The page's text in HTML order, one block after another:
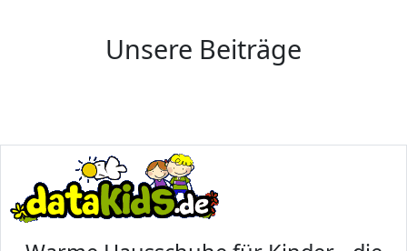
Unsere Beiträge